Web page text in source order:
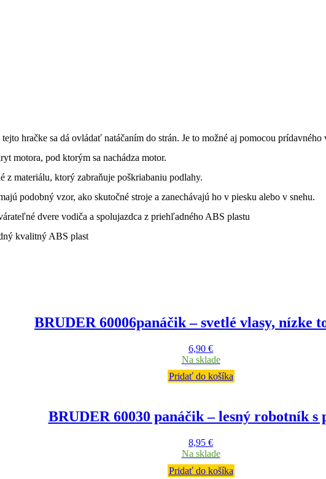
tejto hračke sa dá ovládať natáčaním do strán. Je to možné aj pomocou prídavného
motora, pod ktorým sa nachádza motor.
z materiálu, ktorý zabraňuje poškriabaniu podlahy.
podobný vzor, ako skutočné stroje a zanechávajú ho v piesku alebo v snehu.
dvere vodiča a spolujazdca z priehľadného ABS plastu
kvalitný ABS plast
BRUDER 60006panáčik – svetlé vlasy, nízke
6,90 €
Na sklade
Pridať do košíka
BRUDER 60030 panáčik – lesný robotník s
8,95 €
Na sklade
Pridať do košíka